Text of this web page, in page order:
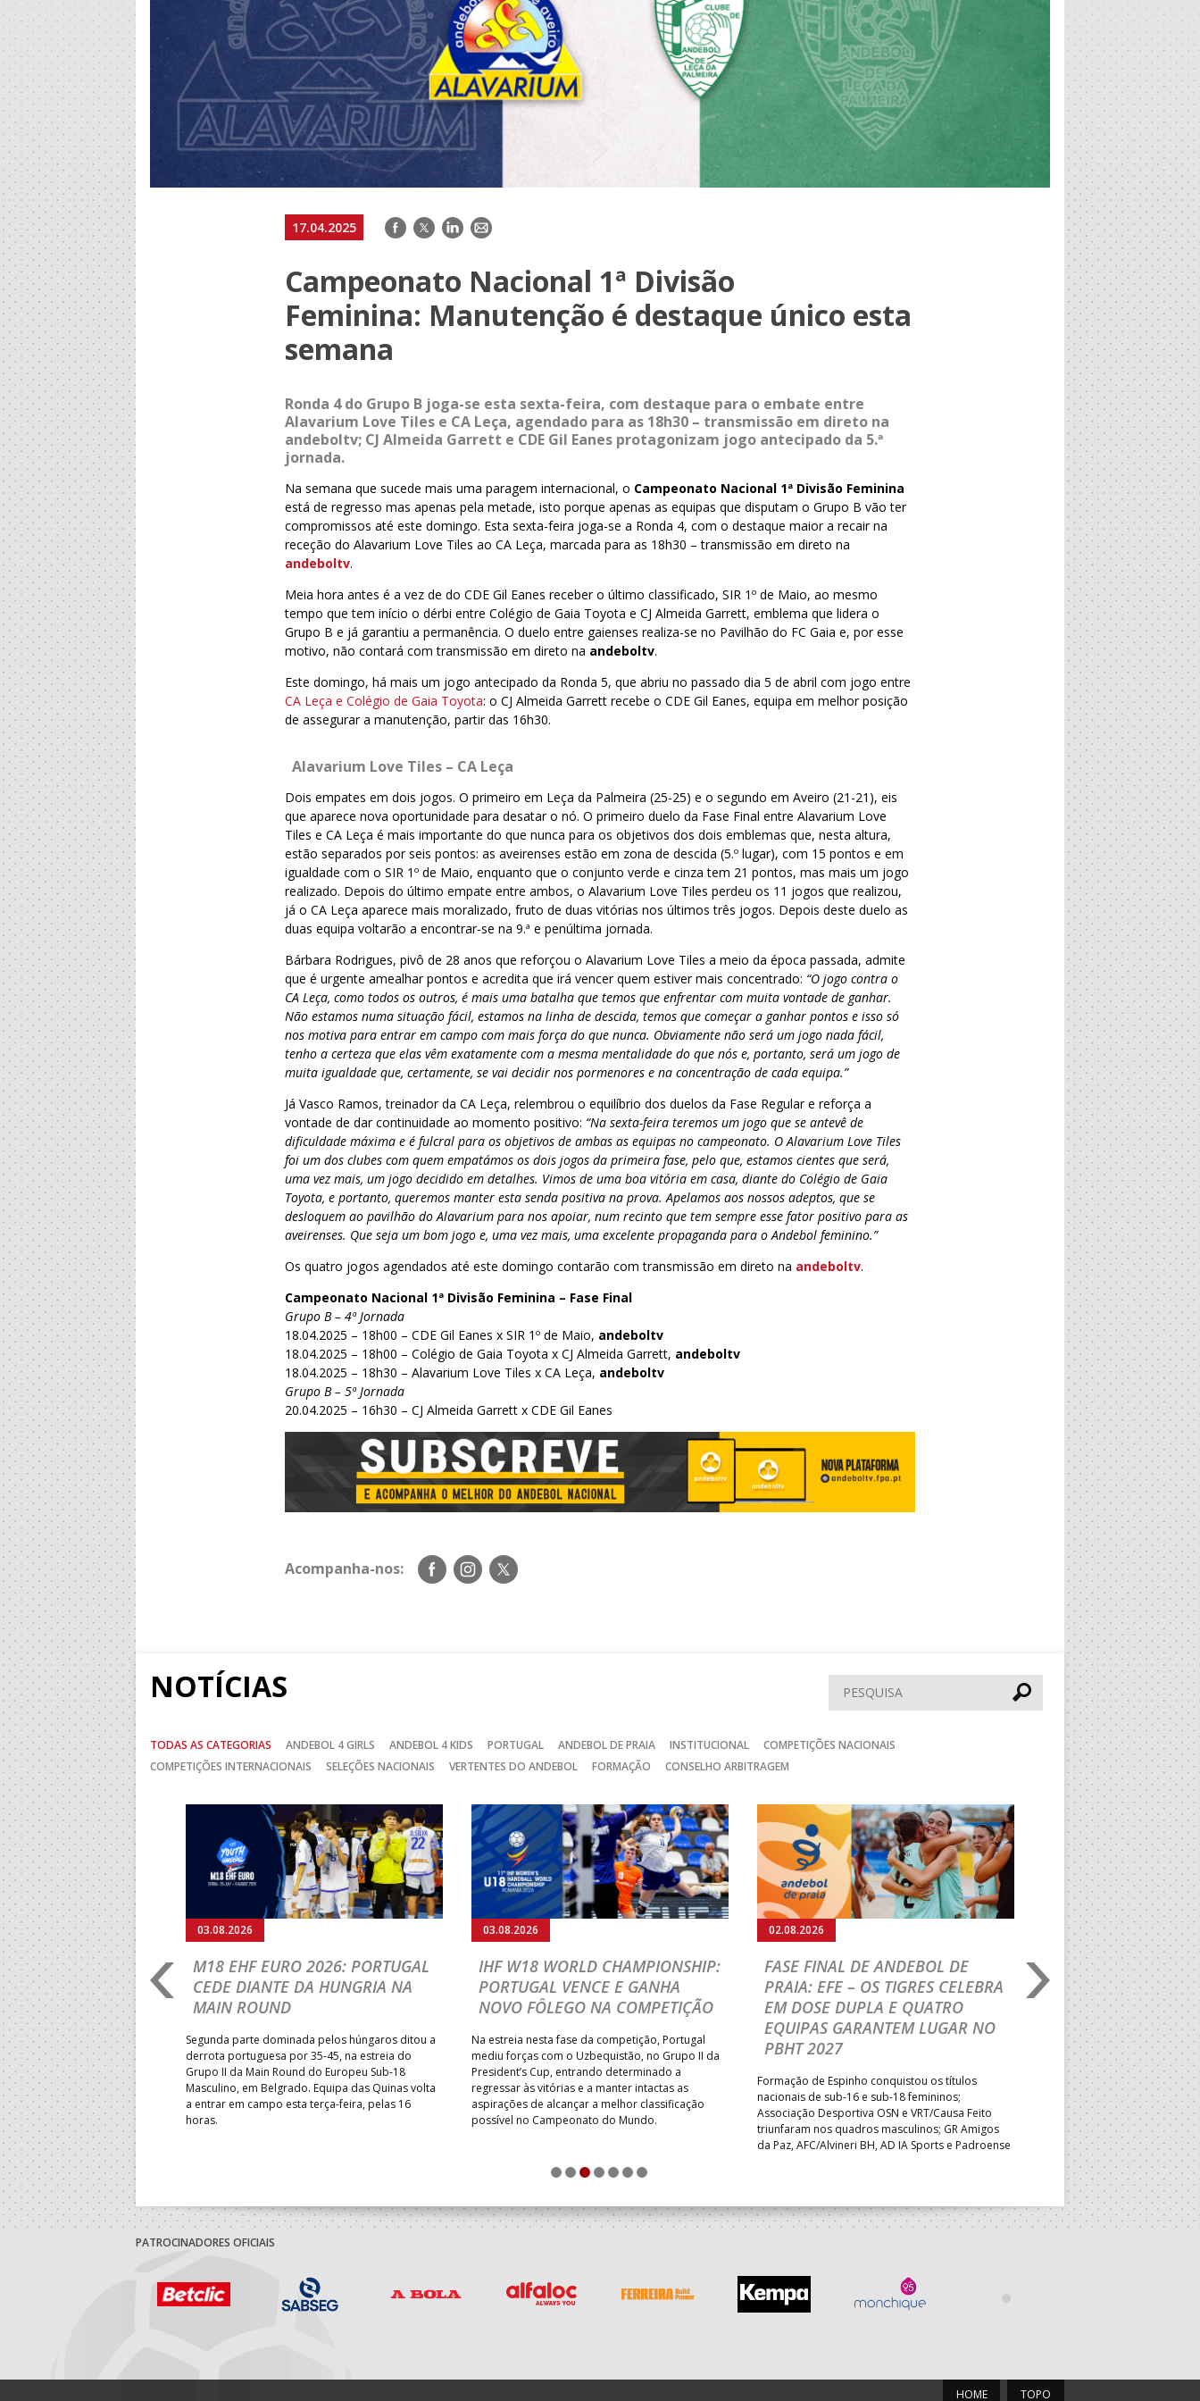
17.04.2025 Facebook
TwitterLinkedIn
E-
Campeonato Nacional 1ª Divisão
Feminina: Manutenção é destaque único esta
semana
Ronda 4 do Grupo B joga-se esta sexta-feira, com destaque para o embate entre
Alavarium Love Tiles e CA Leça, agendado para as 18h30 – transmissão em direto na
andeboltv; CJ Almeida Garrett e CDE Gil Eanes protagonizam jogo antecipado da 5.ª
jornada.
Na semana que sucede mais uma paragem internacional, o Campeonato Nacional 1ª Divisão Feminina
está de regresso mas apenas pela metade, isto porque apenas as equipas que disputam o Grupo B vão ter
compromissos até este domingo. Esta sexta-feira joga-se a Ronda 4, com o destaque maior a recair na
receção do Alavarium Love Tiles ao CA Leça, marcada para as 18h30 – transmissão em direto na
andeboltv.
Meia hora antes é a vez de do CDE Gil Eanes receber o último classificado, SIR 1º de Maio, ao mesmo
tempo que tem início o dérbi entre Colégio de Gaia Toyota e CJ Almeida Garrett, emblema que lidera o
Grupo B e já garantiu a permanência. O duelo entre gaienses realiza-se no Pavilhão do FC Gaia e, por esse
motivo, não contará com transmissão em direto na andeboltv.
Este domingo, há mais um jogo antecipado da Ronda 5, que abriu no passado dia 5 de abril com jogo entre
CA Leça e Colégio de Gaia Toyota: o CJ Almeida Garrett recebe o CDE Gil Eanes, equipa em melhor posição
de assegurar a manutenção, partir das 16h30.
Alavarium Love Tiles – CA Leça
Dois empates em dois jogos. O primeiro em Leça da Palmeira (25-25) e o segundo em Aveiro (21-21), eis
que aparece nova oportunidade para desatar o nó. O primeiro duelo da Fase Final entre Alavarium Love
Tiles e CA Leça é mais importante do que nunca para os objetivos dos dois emblemas que, nesta altura,
estão separados por seis pontos: as aveirenses estão em zona de descida (5.º lugar), com 15 pontos e em
igualdade com o SIR 1º de Maio, enquanto que o conjunto verde e cinza tem 21 pontos, mas mais um jogo
realizado. Depois do último empate entre ambos, o Alavarium Love Tiles perdeu os 11 jogos que realizou,
já o CA Leça aparece mais moralizado, fruto de duas vitórias nos últimos três jogos. Depois deste duelo as
duas equipa voltarão a encontrar-se na 9.ª e penúltima jornada.
Bárbara Rodrigues, pivô de 28 anos que reforçou o Alavarium Love Tiles a meio da época passada, admite
que é urgente amealhar pontos e acredita que irá vencer quem estiver mais concentrado: “O jogo contra o
CA Leça, como todos os outros, é mais uma batalha que temos que enfrentar com muita vontade de ganhar.
Não estamos numa situação fácil, estamos na linha de descida, temos que começar a ganhar pontos e isso só
nos motiva para entrar em campo com mais força do que nunca. Obviamente não será um jogo nada fácil,
tenho a certeza que elas vêm exatamente com a mesma mentalidade do que nós e, portanto, será um jogo de
muita igualdade que, certamente, se vai decidir nos pormenores e na concentração de cada equipa.”
Já Vasco Ramos, treinador da CA Leça, relembrou o equilíbrio dos duelos da Fase Regular e reforça a
vontade de dar continuidade ao momento positivo: “Na sexta-feira teremos um jogo que se antevê de
dificuldade máxima e é fulcral para os objetivos de ambas as equipas no campeonato. O Alavarium Love Tiles
foi um dos clubes com quem empatámos os dois jogos da primeira fase, pelo que, estamos cientes que será,
uma vez mais, um jogo decidido em detalhes. Vimos de uma boa vitória em casa, diante do Colégio de Gaia
Toyota, e portanto, queremos manter esta senda positiva na prova. Apelamos aos nossos adeptos, que se
desloquem ao pavilhão do Alavarium para nos apoiar, num recinto que tem sempre esse fator positivo para as
aveirenses. Que seja um bom jogo e, uma vez mais, uma excelente propaganda para o Andebol feminino.”
Os quatro jogos agendados até este domingo contarão com transmissão em direto na andeboltv.
Campeonato Nacional 1ª Divisão Feminina – Fase Final
Grupo B – 4ª Jornada
18.04.2025 – 18h00 – CDE Gil Eanes x SIR 1º de Maio, andeboltv
18.04.2025 – 18h00 – Colégio de Gaia Toyota x CJ Almeida Garrett, andeboltv
18.04.2025 – 18h30 – Alavarium Love Tiles x CA Leça, andeboltv
Grupo B – 5ª Jornada
20.04.2025 – 16h30 – CJ Almeida Garrett x CDE Gil Eanes
Acompanha-nos:
Siga-
nos
Siga-
nos
Siga-
nos
NOTÍCIAS Pesquisar
TODAS AS CATEGORIAS ANDEBOL 4 GIRLS ANDEBOL 4 KIDS PORTUGAL ANDEBOL DE PRAIA INSTITUCIONAL
COMPETIÇÕES NACIONAIS
COMPETIÇÕES INTERNACIONAIS
SELEÇÕES NACIONAIS VERTENTES DO ANDEBOL FORMAÇÃO CONSELHO ARBITRAGEM
PORTUGAL
E SEGUE NA LUTA
CLASSIFICAÇÃO
a Guiné por 28-23, em
do Grupo II da
de sub-18 Feminino,
Equipa das Quinas volta
quinta-feira.
03.08.2026
M18 EHF EURO 2026: PORTUGAL
CEDE DIANTE DA HUNGRIA NA
MAIN ROUND
Segunda parte dominada pelos húngaros ditou a
derrota portuguesa por 35-45, na estreia do
Grupo II da Main Round do Europeu Sub-18
Masculino, em Belgrado. Equipa das Quinas volta
a entrar em campo esta terça-feira, pelas 16
horas.
03.08.2026
IHF W18 WORLD CHAMPIONSHIP:
PORTUGAL VENCE E GANHA
NOVO FÔLEGO NA COMPETIÇÃO
Na estreia nesta fase da competição, Portugal
mediu forças com o Uzbequistão, no Grupo II da
President’s Cup, entrando determinado a
regressar às vitórias e a manter intactas as
aspirações de alcançar a melhor classificação
possível no Campeonato do Mundo.
02.08.2026
FASE FINAL DE ANDEBOL DE
PRAIA: EFE – OS TIGRES CELEBRA
EM DOSE DUPLA E QUATRO
EQUIPAS GARANTEM LUGAR NO
PBHT 2027
Formação de Espinho conquistou os títulos
nacionais de sub-16 e sub-18 femininos;
Associação Desportiva OSN e VRT/Causa Feito
triunfaram nos quadros masculinos; GR Amigos
da Paz, AFC/Alvineri BH, AD IA Sports e Padroense
02.08.2026
PORTUGAL BEACH
TOUR: VRT/LEMAR
TÍTULO INÉDITO
Formação de Leiria superou o
shoot-out e sagrou-se
primeira vez; Associação
primeiro desaire mas
no quadro feminino, num dia
descidas e as vagas para o
Seguinte
1 2 3 4 5 6 7
PATROCINADORES OFICIAIS
TOPO
HOME